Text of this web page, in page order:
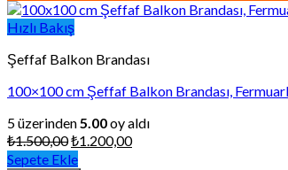
Hızlı Bakış
Şeffaf Balkon Brandası
100×100 cm Şeffaf Balkon Brandası,
5 üzerinden5.00oy aldı
₺1.500,00Orijinal
fiyat:
₺1.200,00Şu
Sepete Ekle